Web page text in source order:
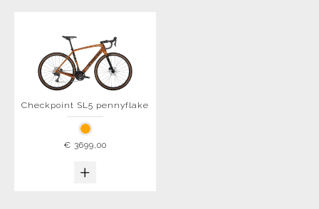
Checkpoint SL5 pennyflake
€ 3699,00
+